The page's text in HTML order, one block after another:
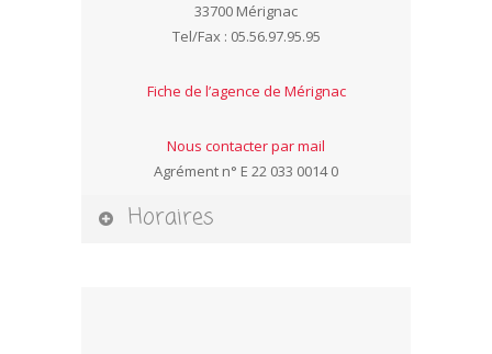
33700 Mérignac
Tel/Fax : 05.56.97.95.95
Fiche de l’agence de Mérignac
Nous contacter par mail
Agrément n° E 22 033 0014 0
Horaires